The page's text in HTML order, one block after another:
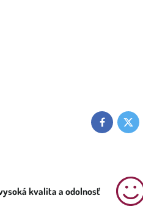
Facebook
kvalita a odolnosť